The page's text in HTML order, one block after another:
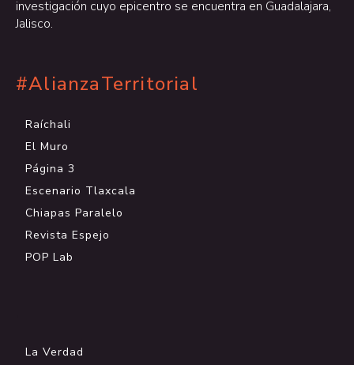
investigación cuyo epicentro se encuentra en Guadalajara,
Jalisco.
#AlianzaTerritorial
Raíchali
El Muro
Página 3
Escenario Tlaxcala
Chiapas Paralelo
Revista Espejo
POP Lab
La Verdad